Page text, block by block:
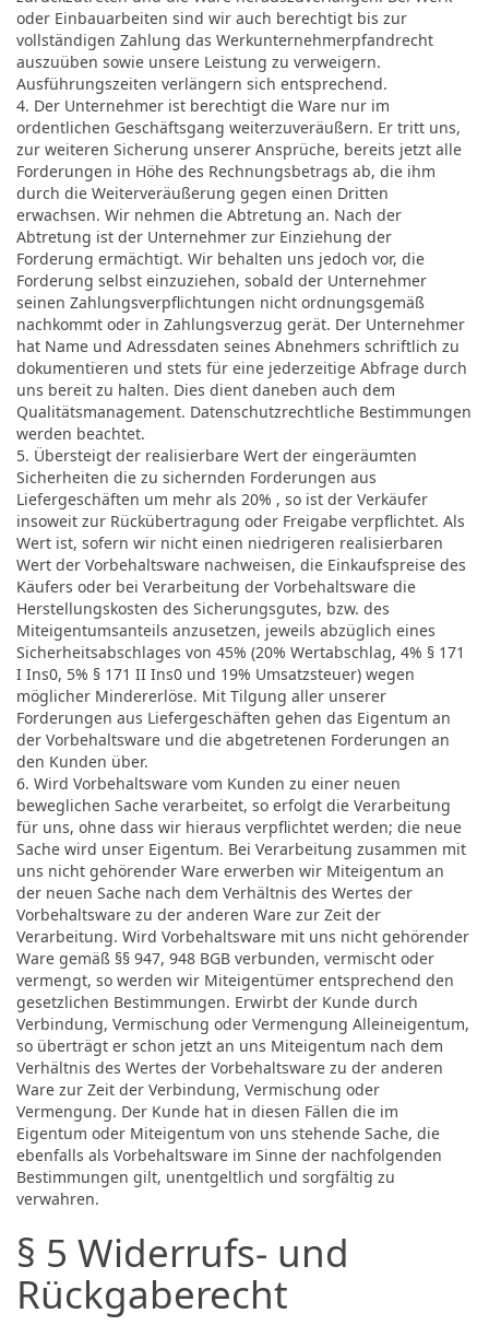
oder Einbauarbeiten sind wir auch berechtigt bis zur
vollständigen Zahlung das Werkunternehmerpfandrecht
auszuüben sowie unsere Leistung zu verweigern.
Ausführungszeiten verlängern sich entsprechend.
4. Der Unternehmer ist berechtigt die Ware nur im
ordentlichen Geschäftsgang weiterzuveräußern. Er tritt uns,
zur weiteren Sicherung unserer Ansprüche, bereits jetzt alle
Forderungen in Höhe des Rechnungsbetrags ab, die ihm
durch die Weiterveräußerung gegen einen Dritten
erwachsen. Wir nehmen die Abtretung an. Nach der
Abtretung ist der Unternehmer zur Einziehung der
Forderung ermächtigt. Wir behalten uns jedoch vor, die
Forderung selbst einzuziehen, sobald der Unternehmer
seinen Zahlungsverpflichtungen nicht ordnungsgemäß
nachkommt oder in Zahlungsverzug gerät. Der Unternehmer
hat Name und Adressdaten seines Abnehmers schriftlich zu
dokumentieren und stets für eine jederzeitige Abfrage durch
uns bereit zu halten. Dies dient daneben auch dem
Qualitätsmanagement. Datenschutzrechtliche Bestimmungen
werden beachtet.
5. Übersteigt der realisierbare Wert der eingeräumten
Sicherheiten die zu sichernden Forderungen aus
Liefergeschäften um mehr als 20% , so ist der Verkäufer
insoweit zur Rückübertragung oder Freigabe verpflichtet. Als
Wert ist, sofern wir nicht einen niedrigeren realisierbaren
Wert der Vorbehaltsware nachweisen, die Einkaufspreise des
Käufers oder bei Verarbeitung der Vorbehaltsware die
Herstellungskosten des Sicherungsgutes, bzw. des
Miteigentumsanteils anzusetzen, jeweils abzüglich eines
Sicherheitsabschlages von 45% (20% Wertabschlag, 4% § 171
I Ins0, 5% § 171 II Ins0 und 19% Umsatzsteuer) wegen
möglicher Mindererlöse. Mit Tilgung aller unserer
Forderungen aus Liefergeschäften gehen das Eigentum an
der Vorbehaltsware und die abgetretenen Forderungen an
den Kunden über.
6. Wird Vorbehaltsware vom Kunden zu einer neuen
beweglichen Sache verarbeitet, so erfolgt die Verarbeitung
für uns, ohne dass wir hieraus verpflichtet werden; die neue
Sache wird unser Eigentum. Bei Verarbeitung zusammen mit
uns nicht gehörender Ware erwerben wir Miteigentum an
der neuen Sache nach dem Verhältnis des Wertes der
Vorbehaltsware zu der anderen Ware zur Zeit der
Verarbeitung. Wird Vorbehaltsware mit uns nicht gehörender
Ware gemäß §§ 947, 948 BGB verbunden, vermischt oder
vermengt, so werden wir Miteigentümer entsprechend den
gesetzlichen Bestimmungen. Erwirbt der Kunde durch
Verbindung, Vermischung oder Vermengung Alleineigentum,
so überträgt er schon jetzt an uns Miteigentum nach dem
Verhältnis des Wertes der Vorbehaltsware zu der anderen
Ware zur Zeit der Verbindung, Vermischung oder
Vermengung. Der Kunde hat in diesen Fällen die im
Eigentum oder Miteigentum von uns stehende Sache, die
ebenfalls als Vorbehaltsware im Sinne der nachfolgenden
Bestimmungen gilt, unentgeltlich und sorgfältig zu
verwahren.
§ 5 Widerrufs- und
Rückgaberecht